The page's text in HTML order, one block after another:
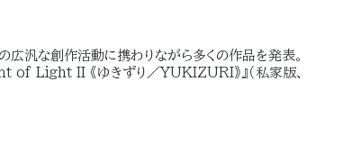
汎な創作活動に携わりながら多くの作品を発表。
of Light II 《ゆきずり／YUKIZURI》』（私家版、